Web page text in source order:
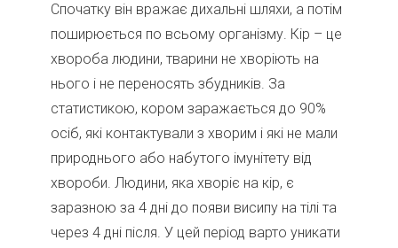
Спочатку він вражає дихальні шляхи, а потім
поширюється по всьому організму. Кір – це
хвороба людини, тварини не хворіють на
нього і не переносять збудників. За
статистикою, кором заражається до 90%
осіб, які контактували з хворим і які не мали
природнього або набутого імунітету від
хвороби. Людини, яка хворіє на кір, є
заразною за 4 дні до появи висипу на тілі та
через 4 дні після. У цей період варто уникати